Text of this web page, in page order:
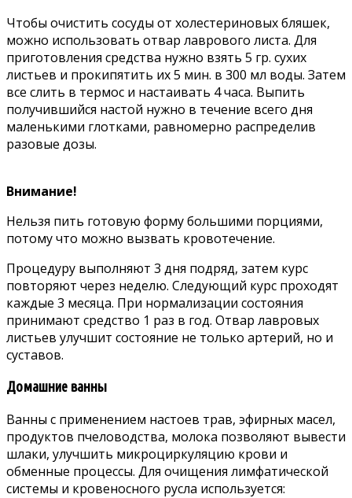
Чтобы очистить сосуды от холестериновых бляшек,
можно использовать отвар лаврового листа. Для
приготовления средства нужно взять 5 гр. сухих
листьев и прокипятить их 5 мин. в 300 мл воды. Затем
все слить в термос и настаивать 4 часа. Выпить
получившийся настой нужно в течение всего дня
маленькими глотками, равномерно распределив
разовые дозы.
Внимание!
Нельзя пить готовую форму большими порциями,
потому что можно вызвать кровотечение.
Процедуру выполняют 3 дня подряд, затем курс
повторяют через неделю. Следующий курс проходят
каждые 3 месяца. При нормализации состояния
принимают средство 1 раз в год. Отвар лавровых
листьев улучшит состояние не только артерий, но и
суставов.
Домашние ванны
Ванны с применением настоев трав, эфирных масел,
продуктов пчеловодства, молока позволяют вывести
шлаки, улучшить микроциркуляцию крови и
обменные процессы. Для очищения лимфатической
системы и кровеносного русла используется: